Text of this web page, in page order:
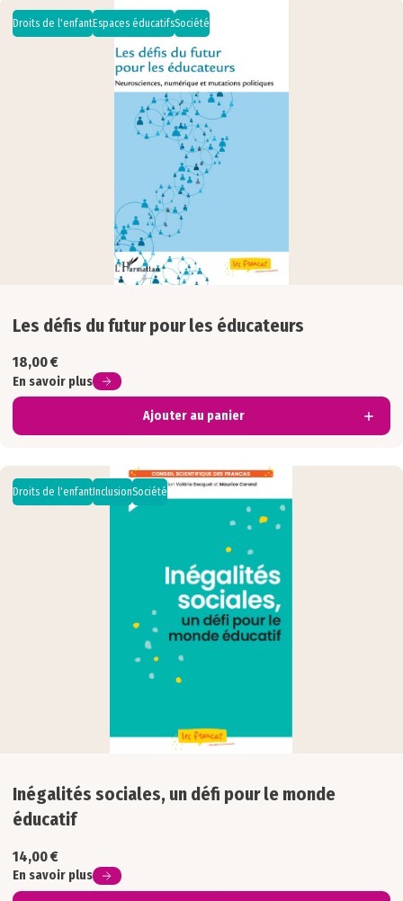
Droits de l'enfantEspaces éducatifsSociété
Les défis du futur pour les éducateurs
18,00€
En savoir plus
Ajouter au panier
Droits de l'enfant InclusionSociété
Inégalités sociales, un défi pour le monde
éducatif
14,00€
En savoir plus